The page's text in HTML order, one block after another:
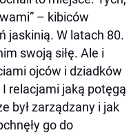
– kibiców
jaskinią. W latach 80.
swoją siłę. Ale i
ojców i dziadków
relacjami jaką potęgą
był zarządzany i jak
go do